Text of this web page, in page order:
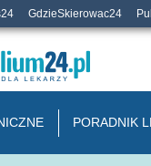
GdzieSkierowac24
PORADNIK